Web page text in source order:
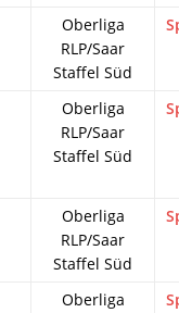
Oberliga
RLP/Saar
Staffel Süd
Oberliga
RLP/Saar
Staffel Süd
Oberliga
RLP/Saar
Staffel Süd
Oberliga